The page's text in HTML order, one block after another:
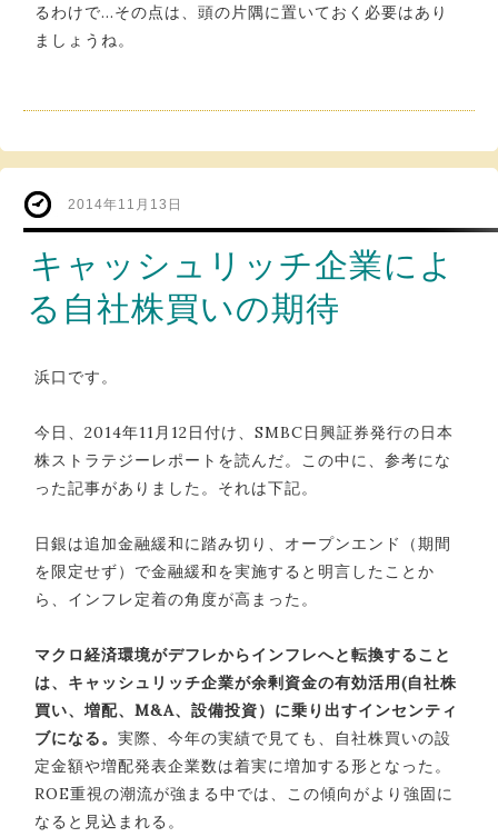
るわけで…その点は、頭の片隅に置いておく必要はあり
ましょうね。
2014年11月13日
キャッシュリッチ企業によ
る自社株買いの期待
浜口です。
今日、2014年11月12日付け、SMBC日興証券発行の日本
株ストラテジーレポートを読んだ。この中に、参考にな
った記事がありました。それは下記。
日銀は追加金融緩和に踏み切り、オープンエンド（期間
を限定せず）で金融緩和を実施すると明言したことか
ら、インフレ定着の角度が高まった。
マクロ経済環境がデフレからインフレへと転換すること
は、キャッシュリッチ企業が余剰資金の有効活用(自社株
買い、増配、M&A、設備投資）に乗り出すインセンティ
ブになる。 実際、今年の実績で見ても、自社株買いの設
定金額や増配発表企業数は着実に増加する形となった。
ROE重視の潮流が強まる中では、この傾向がより強固に
なると見込まれる。